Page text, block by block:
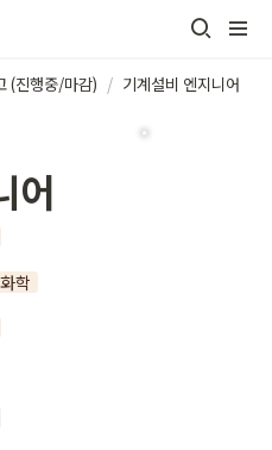
(진행중/마감) / 기계설비 엔지니어
어
화학